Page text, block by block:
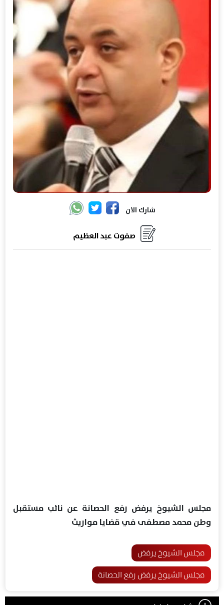
شارك الان
صفوت عبد العظيم
مجلس الشيوخ يرفض رفع الحصانة عن نائب مستقبل
وطن محمد مصطفى في قضايا مواريث
مجلس الشيوخ يرفض
مجلس الشيوخ يرفض رفع الحصانة